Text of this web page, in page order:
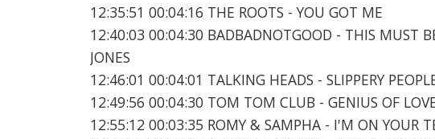
12:35:51 00:04:16 THE ROOTS - YOU GOT ME
12:40:03 00:04:30 BADBADNOTGOOD - THIS MUST
JONES
12:46:01 00:04:01 TALKING HEADS - SLIPPERY
12:49:56 00:04:30 TOM TOM CLUB - GENIUS OF
12:55:12 00:03:35 ROMY & SAMPHA - I'M ON YOUR